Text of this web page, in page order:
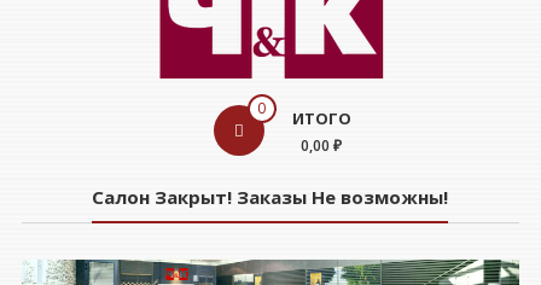
дегустации
0 ИТОГО
0,00 ₽
Салон Закрыт! Заказы Не возможны!